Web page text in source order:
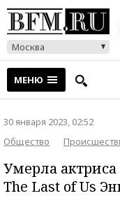
Москва
МЕНЮ
30 января 2023, 02:52
Общество
Умерла актриса
The Last of Us